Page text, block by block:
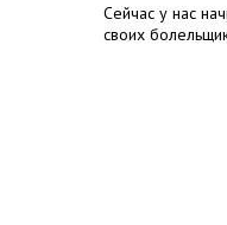
Сейчас у нас
своих